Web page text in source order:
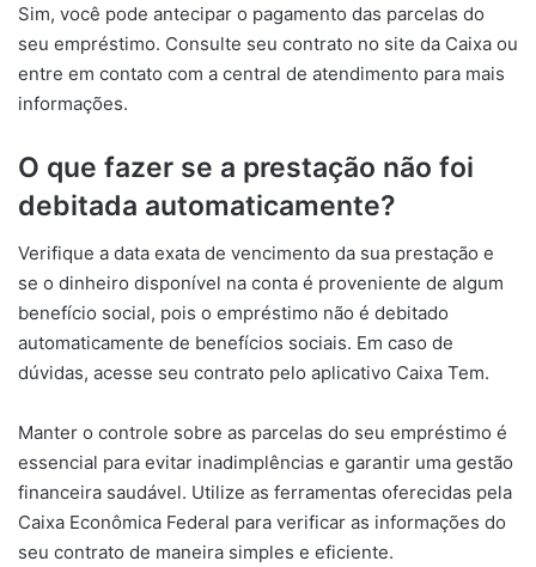
Sim, você pode antecipar o pagamento das parcelas do
seu empréstimo. Consulte seu contrato no site da Caixa ou
entre em contato com a central de atendimento para mais
informações.
O que fazer se a prestação não foi
debitada automaticamente?
Verifique a data exata de vencimento da sua prestação e
se o dinheiro disponível na conta é proveniente de algum
benefício social, pois o empréstimo não é debitado
automaticamente de benefícios sociais. Em caso de
dúvidas, acesse seu contrato pelo aplicativo Caixa Tem.
Manter o controle sobre as parcelas do seu empréstimo é
essencial para evitar inadimplências e garantir uma gestão
financeira saudável. Utilize as ferramentas oferecidas pela
Caixa Econômica Federal para verificar as informações do
seu contrato de maneira simples e eficiente.